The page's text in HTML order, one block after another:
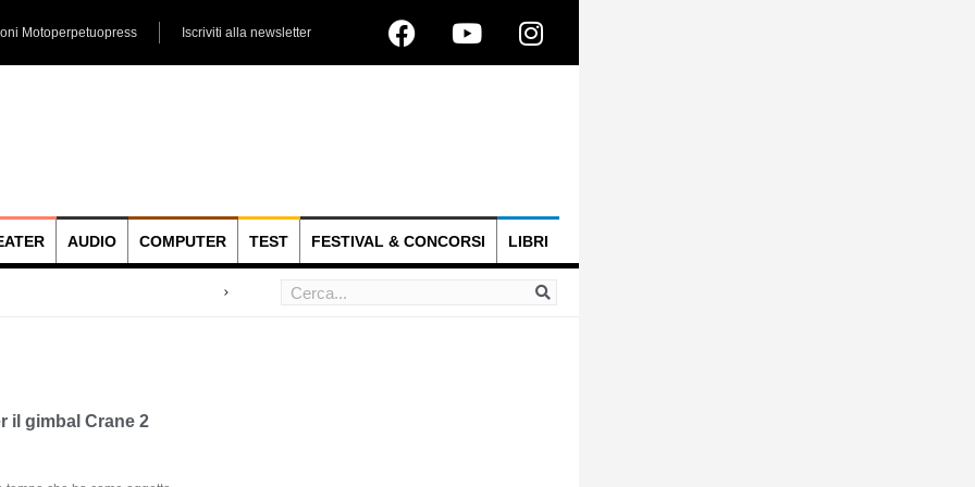
Motoperpetuopress Iscriviti alla newsletter
AUDIO COMPUTER TEST FESTIVAL & CONCORSI LIBRI
il gimbal Crane 2